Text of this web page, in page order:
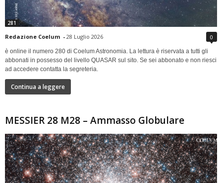
281
Redazione Coelum - 28 Luglio 2026 0
è online il numero 280 di Coelum Astronomia. La lettura è riservata a tutti gli
abbonati in possesso del livello QUASAR sul sito. Se sei abbonato e non riesci
ad accedere contatta la segreteria.
Continua a leggere
MESSIER 28 M28 – Ammasso Globulare